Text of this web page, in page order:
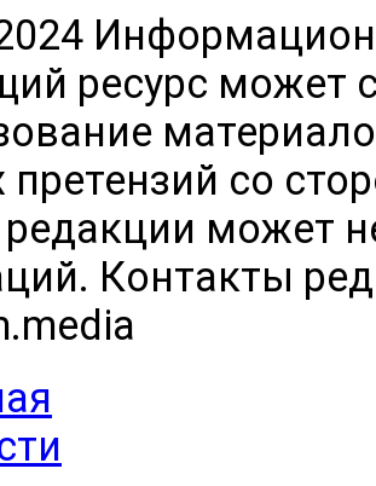
ресурс может
претензий со
может
Контакты